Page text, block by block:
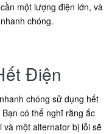
một lượng điện lớn, và
chóng.
Điện
chóng sử dụng hết
có thể nghĩ rằng ắc
một alternator bị lỗi sẽ